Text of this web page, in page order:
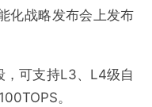
化战略发布会上发布
，可支持L3、L4级自
。